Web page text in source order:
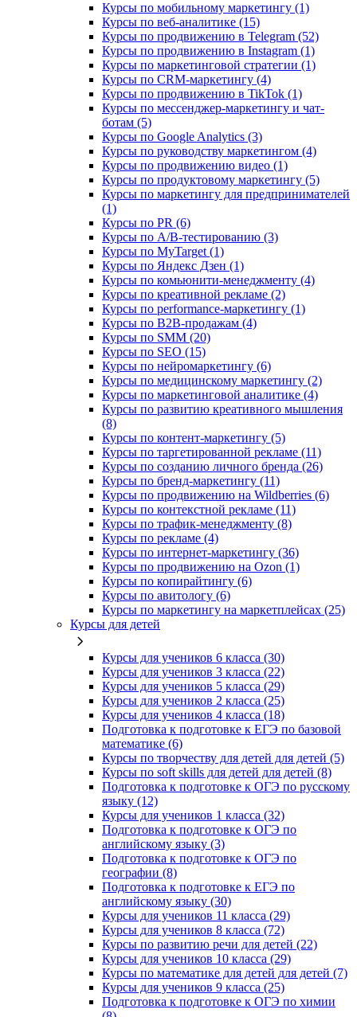
Курсы по мобильному маркетингу (1)
Курсы по веб-аналитике (15)
Курсы по продвижению в Telegram (52)
Курсы по продвижению в Instagram (1)
Курсы по маркетинговой стратегии (1)
Курсы по CRM-маркетингу (4)
Курсы по продвижению в TikTok (1)
Курсы по мессенджер-маркетингу и чат-
ботам (5)
Курсы по Google Analytics (3)
Курсы по руководству маркетингом (4)
Курсы по продвижению видео (1)
Курсы по продуктовому маркетингу (5)
Курсы по маркетингу для предпринимателей
(1)
Курсы по PR (6)
Курсы по A/B-тестированию (3)
Курсы по MyTarget (1)
Курсы по Яндекс Дзен (1)
Курсы по комьюнити-менеджменту (4)
Курсы по креативной рекламе (2)
Курсы по performance-маркетингу (1)
Курсы по B2B-продажам (4)
Курсы по SMM (20)
Курсы по SEO (15)
Курсы по нейромаркетингу (6)
Курсы по медицинскому маркетингу (2)
Курсы по маркетинговой аналитике (4)
Курсы по развитию креативного мышления
(8)
Курсы по контент-маркетингу (5)
Курсы по таргетированной рекламе (11)
Курсы по созданию личного бренда (26)
Курсы по бренд-маркетингу (11)
Курсы по продвижению на Wildberries (6)
Курсы по контекстной рекламе (11)
Курсы по трафик-менеджменту (8)
Курсы по рекламе (4)
Курсы по интернет-маркетингу (36)
Курсы по продвижению на Ozon (1)
Курсы по копирайтингу (6)
Курсы по авитологу (6)
Курсы по маркетингу на маркетплейсах (25)
Курсы для детей
Курсы для учеников 6 класса (30)
Курсы для учеников 3 класса (22)
Курсы для учеников 5 класса (29)
Курсы для учеников 2 класса (25)
Курсы для учеников 4 класса (18)
Подготовка к подготовке к ЕГЭ по базовой
математике (6)
Курсы по творчеству для детей для детей (5)
Курсы по soft skills для детей для детей (8)
Подготовка к подготовке к ОГЭ по русскому
языку (12)
Курсы для учеников 1 класса (32)
Подготовка к подготовке к ОГЭ по
английскому языку (3)
Подготовка к подготовке к ОГЭ по
географии (8)
Подготовка к подготовке к ЕГЭ по
английскому языку (30)
Курсы для учеников 11 класса (29)
Курсы для учеников 8 класса (72)
Курсы по развитию речи для детей (22)
Курсы для учеников 10 класса (29)
Курсы по математике для детей для детей (7)
Курсы для учеников 9 класса (25)
Подготовка к подготовке к ОГЭ по химии